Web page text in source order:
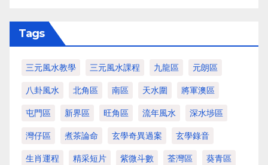
Tags
三元風水教學 三元風水課程 九龍區 元朗區
八卦風水 北角區 南區 天水圍 將軍澳區
屯門區 新界區 旺角區 流年風水 深水埗區
灣仔區 煮茶論命 玄學奇異過案 玄學錄音
生肖運程 精采短片 紫微斗數 荃灣區 葵青區